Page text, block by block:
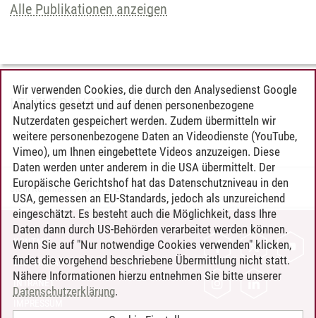
Alle Publikationen anzeigen
LEHRVERANSTALTUNGEN
Keine Veranstaltungen gefunden.
Steffi Kuhlmann /16.08.2021
KONTAKT
LEUPHANA ALS ARBEITGEBER
INTRANET
Wir verwenden Cookies, die durch den Analysedienst Google
Analytics gesetzt und auf denen personenbezogene
Nutzerdaten gespeichert werden. Zudem übermitteln wir
weitere personenbezogene Daten an Videodienste (YouTube,
Vimeo), um Ihnen eingebettete Videos anzuzeigen. Diese
Daten werden unter anderem in die USA übermittelt. Der
Europäische Gerichtshof hat das Datenschutzniveau in den
USA, gemessen an EU-Standards, jedoch als unzureichend
eingeschätzt. Es besteht auch die Möglichkeit, dass Ihre
Daten dann durch US-Behörden verarbeitet werden können.
Wenn Sie auf "Nur notwendige Cookies verwenden" klicken,
findet die vorgehend beschriebene Übermittlung nicht statt.
Nähere Informationen hierzu entnehmen Sie bitte unserer
Datenschutzerklärung.